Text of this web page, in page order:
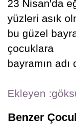
23 Nisan'da
yüzleri asık
bu güzel
çocuklara
bayramın
Ekleyen
Benzer